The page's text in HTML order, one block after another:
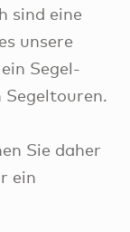
sind eine
unsere
Segel-
Segeltouren.
Sie daher
ein